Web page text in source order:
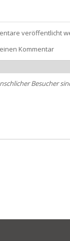
veröffentlicht
Kommentar
Besucher